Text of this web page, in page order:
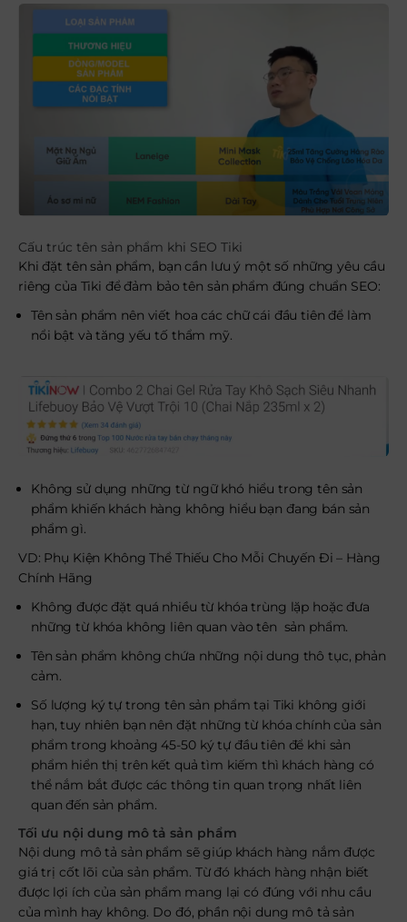
Cấu trúc tên sản phẩm khi SEO Tiki
Khi đặt tên sản phẩm, bạn cần lưu ý một số những yêu cầu
riêng của Tiki để đảm bảo tên sản phẩm đúng chuẩn SEO:
Tên sản phẩm nên viết hoa các chữ cái đầu tiên để làm
nổi bật và tăng yếu tố thẩm mỹ.
Không sử dụng những từ ngữ khó hiểu trong tên sản
phẩm khiến khách hàng không hiểu bạn đang bán sản
phẩm gì.
VD: Phụ Kiện Không Thể Thiếu Cho Mỗi Chuyến Đi – Hàng
Chính Hãng
Không được đặt quá nhiều từ khóa trùng lặp hoặc đưa
những từ khóa không liên quan vào tên sản phẩm.
Tên sản phẩm không chứa những nội dung thô tục, phản
cảm.
Số lượng ký tự trong tên sản phẩm tại Tiki không giới
hạn, tuy nhiên bạn nên đặt những từ khóa chính của sản
phẩm trong khoảng 45-50 ký tự đầu tiên để khi sản
phẩm hiển thị trên kết quả tìm kiếm thì khách hàng có
thể nắm bắt được các thông tin quan trọng nhất liên
quan đến sản phẩm.
Tối ưu nội dung mô tả sản phẩm
Nội dung mô tả sản phẩm sẽ giúp khách hàng nắm được
giá trị cốt lõi của sản phẩm. Từ đó khách hàng nhận biết
được lợi ích của sản phẩm mang lại có đúng với nhu cầu
của mình hay không. Do đó, phần nội dung mô tả sản